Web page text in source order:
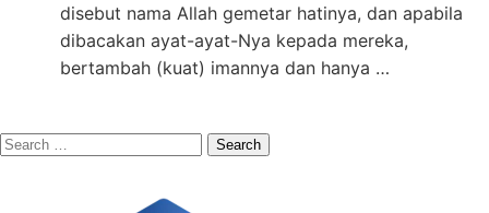
disebut nama Allah gemetar hatinya, dan apabila
dibacakan ayat-ayat-Nya kepada mereka,
bertambah (kuat) imannya dan hanya …
Search